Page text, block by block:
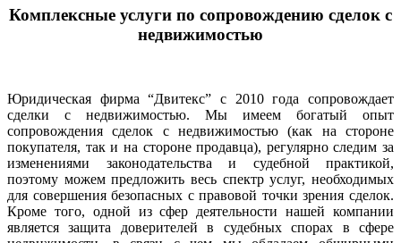
Комплексные услуги по сопровождению сделок с
недвижимостью
Юридическая фирма “Двитекс” с 2010 года сопровождает
сделки с недвижимостью. Мы имеем богатый опыт
сопровождения сделок с недвижимостью (как на стороне
покупателя, так и на стороне продавца), регулярно следим за
изменениями законодательства и судебной практикой,
поэтому можем предложить весь спектр услуг, необходимых
для совершения безопасных с правовой точки зрения сделок.
Кроме того, одной из сфер деятельности нашей компании
является защита доверителей в судебных спорах в сфере